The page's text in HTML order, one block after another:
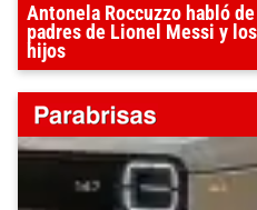
Antonela Roccuzzo habló
padres de Lionel Messi y
hijos